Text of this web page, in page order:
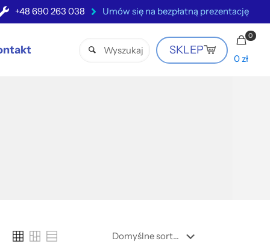
+48 690 263 038 Umów się na bezpłatną prezentację
SKLEP
0
0 zł